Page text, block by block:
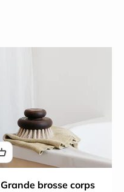
Grande brosse corps